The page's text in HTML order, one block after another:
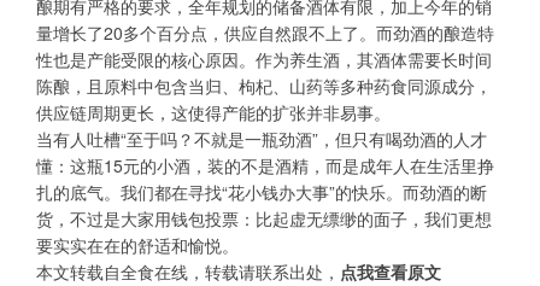
酿期有严格的要求，全年规划的储备酒体有限，加上今年的销
量增长了20多个百分点，供应自然跟不上了。而劲酒的酿造特
性也是产能受限的核心原因。作为养生酒，其酒体需要长时间
陈酿，且原料中包含当归、枸杞、山药等多种药食同源成分，
供应链周期更长，这使得产能的扩张并非易事。
当有人吐槽“至于吗？不就是一瓶劲酒”，但只有喝劲酒的人才
懂：这瓶15元的小酒，装的不是酒精，而是成年人在生活里挣
扎的底气。我们都在寻找“花小钱办大事”的快乐。而劲酒的断
货，不过是大家用钱包投票：比起虚无缥缈的面子，我们更想
要实实在在的舒适和愉悦。
本文转载自全食在线，转载请联系出处， 点我查看原文